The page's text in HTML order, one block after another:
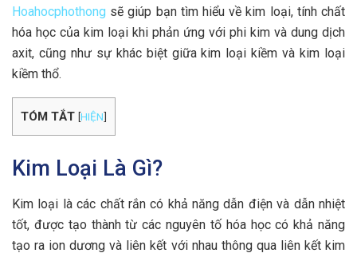
Hoahocphothong sẽ giúp bạn tìm hiểu về kim loại, tính chất
hóa học của kim loại khi phản ứng với phi kim và dung dịch
axit, cũng như sự khác biệt giữa kim loại kiềm và kim loại
kiềm thổ.
TÓM TẮT [HIỆN]
Kim Loại Là Gì?
Kim loại là các chất rắn có khả năng dẫn điện và dẫn nhiệt
tốt, được tạo thành từ các nguyên tố hóa học có khả năng
tạo ra ion dương và liên kết với nhau thông qua liên kết kim